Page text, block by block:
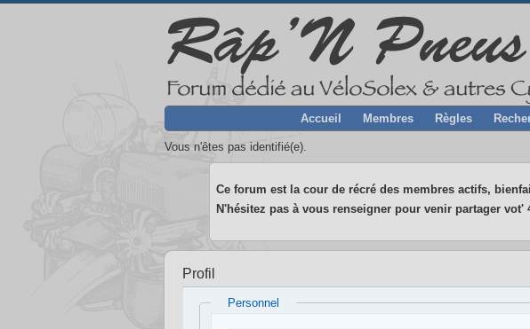
Accueil Membres Règles
Vous n'êtes pas identifié(e).
Ce forum est la cour de récré des membres actifs,
N'hésitez pas à vous renseigner pour venir partager vot'
Profil
Personnel